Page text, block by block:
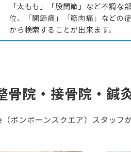
「太もも」「股関節」など不調な部
位、「関節痛」「筋肉痛」などの
から検索することが出来ます。
骨院・接骨院・鍼
ボンボーンスクエア）スタッフ